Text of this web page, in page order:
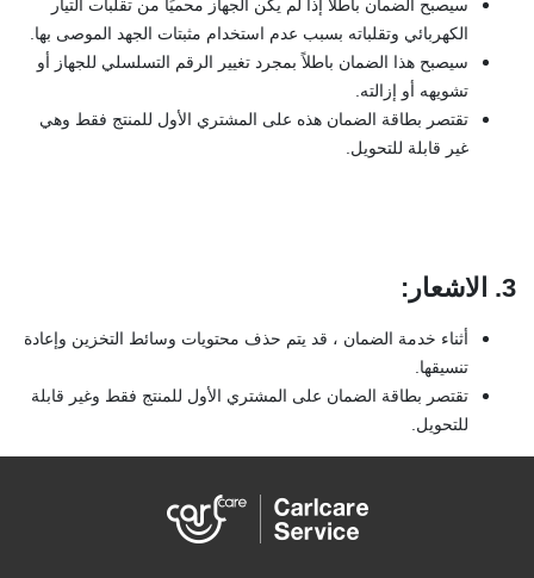
سيصبح الضمان باطلاً إذا لم يكن الجهاز محميًا من تقلبات التيار
الكهربائي وتقلباته بسبب عدم استخدام مثبتات الجهد الموصى بها.
سيصبح هذا الضمان باطلاً بمجرد تغيير الرقم التسلسلي للجهاز أو
تشويهه أو إزالته.
تقتصر بطاقة الضمان هذه على المشتري الأول للمنتج فقط وهي
غير قابلة للتحويل.
3. الاشعار :
أثناء خدمة الضمان ، قد يتم حذف محتويات وسائط التخزين وإعادة
تنسيقها.
تقتصر بطاقة الضمان على المشتري الأول للمنتج فقط وغير قابلة
للتحويل.